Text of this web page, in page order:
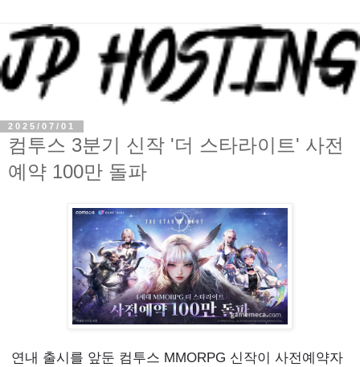
2025/07/01
컴투스 3분기 신작 '더 스타라이트' 사전
예약 100만 돌파
연내 출시를 앞둔 컴투스 MMORPG 신작이 사전예약자